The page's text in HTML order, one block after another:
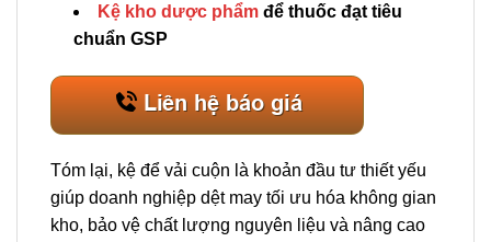
Kệ kho dược phẩmđể thuốc đạt tiêu
chuẩn GSP
Tóm lại, kệ để vải cuộn là khoản đầu tư thiết yếu
giúp doanh nghiệp dệt may tối ưu hóa không gian
kho, bảo vệ chất lượng nguyên liệu và nâng cao